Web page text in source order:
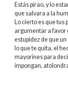
Estás pirao, y lo
que salvara a la
Lo cierto es que tus
argumentar a favor
estupidez de que
lo que te quita, el
mayorines para
impongan,